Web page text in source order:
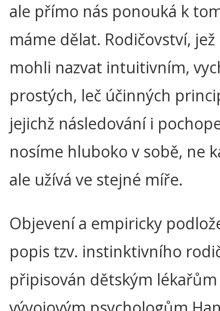
ale přímo nás ponouká k
máme dělat. Rodičovství,
mohli nazvat intuitivním,
prostých, leč účinných
jejichž následování i
nosíme hluboko v sobě, ne
ale užívá ve stejné míře.
Objevení a empiricky
popis tzv. instinktivního
připisován dětským lékařům